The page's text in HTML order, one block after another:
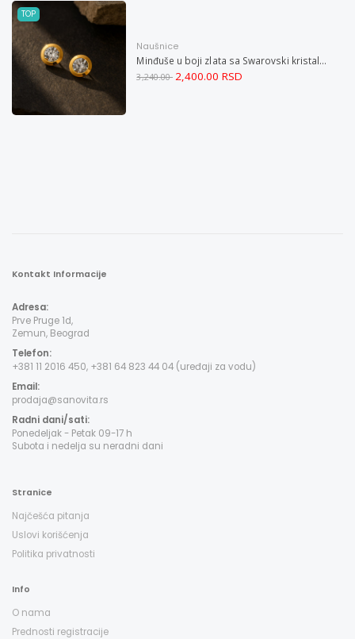
TOP
Naušnice
Minđuše u boji zlata sa Swarovski kristalom i magnetom
3,240.00 2,400.00 RSD
Kontakt Informacije
Adresa:
Prve Pruge 1d,
Zemun, Beograd
Telefon:
+381 11 2016 450, +381 64 823 44 04 (uređaji za vodu)
Email:
prodaja@sanovita.rs
Radni dani/sati:
Ponedeljak - Petak 09-17 h
Subota i nedelja su neradni dani
Stranice
Najčešća pitanja
Uslovi korišćenja
Politika privatnosti
Info
O nama
Prednosti registracije